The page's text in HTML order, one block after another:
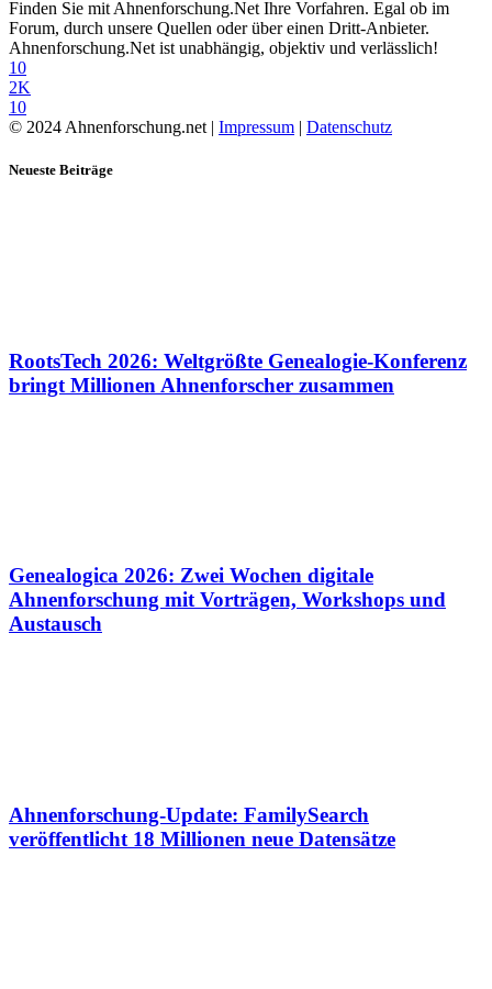
Finden Sie mit Ahnenforschung.Net Ihre Vorfahren. Egal ob im
Forum, durch unsere Quellen oder über einen Dritt-Anbieter.
Ahnenforschung.Net ist unabhängig, objektiv und verlässlich!
10
2K
10
© 2024 Ahnenforschung.net | Impressum | Datenschutz
Neueste Beiträge
RootsTech 2026: Weltgrößte Genealogie-Konferenz
bringt Millionen Ahnenforscher zusammen
Genealogica 2026: Zwei Wochen digitale
Ahnenforschung mit Vorträgen, Workshops und
Austausch
Ahnenforschung-Update: FamilySearch
veröffentlicht 18 Millionen neue Datensätze